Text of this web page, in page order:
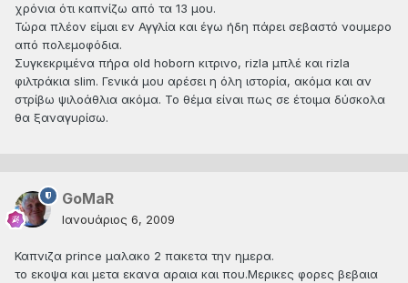
χρόνια ότι καπνίζω από τα 13 μου.
Τώρα πλέον είμαι εν Αγγλία και έγω ήδη πάρει σεβαστό νουμερο
από πολεμοφόδια.
Συγκεκριμένα πήρα old hoborn κιτρινο, rizla μπλέ και rizla
φιλτράκια slim. Γενικά μου αρέσει η όλη ιστορία, ακόμα και αν
στρίβω ψιλοάθλια ακόμα. Το θέμα είναι πως σε έτοιμα δύσκολα
θα ξαναγυρίσω.
GoMaR
Ιανουάριος 6, 2009
Καπνιζα prince μαλακο 2 πακετα την ημερα.
το εκοψα και μετα εκανα αραια και που.Μερικες φορες βεβαια